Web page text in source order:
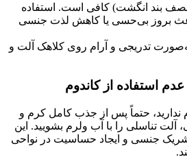
بند انگشت) کافی است. استفاده
بروز بی‌حسی یا کاهش لذت جنسی
تدریجی و آرام روی کلاهک آلت و
ندارید، حتماً پس از جذب کامل کرم و
تناسلی را با آب ولرم بشویید. این
شریک جنسی و ایجاد حساسیت در نواحی